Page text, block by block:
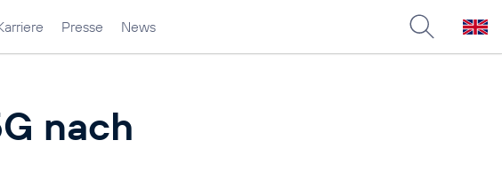
Presse News
nach